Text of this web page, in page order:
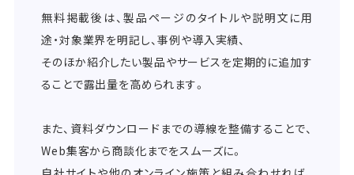
無料掲載後は、製品ページのタイトルや説明文に用
途・対象業界を明記し、事例や導入実績、
そのほか紹介したい製品やサービスを定期的に追加す
ることで露出量を高められます。
また、資料ダウンロードまでの導線を整備することで、
Web集客から商談化までをスムーズに。